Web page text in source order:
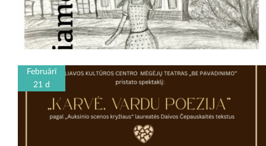
Februārī
21 d